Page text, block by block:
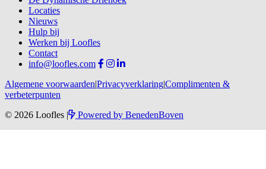
Locaties
Nieuws
Hulp bij
Werken bij Loofles
Contact
info@loofles.com
Algemene voorwaardenPrivacyverklaringComplimenten &
verbeterpunten
© 2026 Loofles
Powered by BenedenBoven